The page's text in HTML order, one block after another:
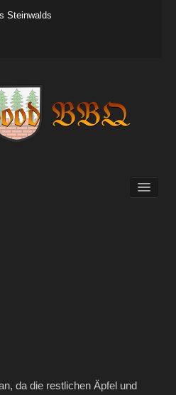
Steinwalds
da die restlichen Äpfel und